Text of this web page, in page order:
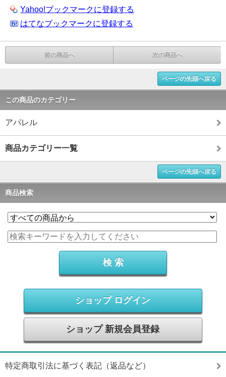
Yahoo!ブックマークに登録する
はてなブックマークに登録する
前の商品へ 次の商品へ
ページの先頭へ戻る
この商品のカテゴリー
アパレル
商品カテゴリー一覧
ページの先頭へ戻る
商品検索
ショップ ログイン
ショップ 新規会員登録
特定商取引法に基づく表記（返品など）